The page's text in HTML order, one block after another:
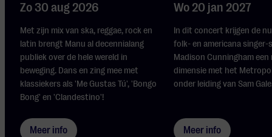
Zo 30 aug 2026
Met zijn mix van ska, reggae, rock en
latin brengt Manu al decennialang
publiek over de hele wereld in
beweging. Dans en zing mee met
klassiekers als 'Me Gustas Tú', 'Bongo
Bong' en 'Clandestino'!
Meer info
Wo 20 jan 2027
In dit concert krijgen de
folk- en americana
Madison Cunningham een
dimensie met het
onder leiding van Sam
Meer info